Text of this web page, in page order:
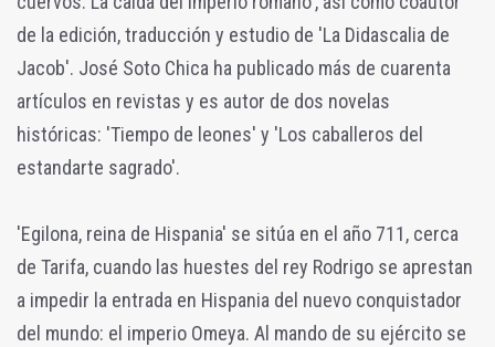
de la edición, traducción y estudio de 'La Didascalia de
Jacob'. José Soto Chica ha publicado más de cuarenta
artículos en revistas y es autor de dos novelas
históricas: 'Tiempo de leones' y 'Los caballeros del
estandarte sagrado'.
'Egilona, reina de Hispania' se sitúa en el año 711, cerca
de Tarifa, cuando las huestes del rey Rodrigo se aprestan
a impedir la entrada en Hispania del nuevo conquistador
del mundo: el imperio Omeya. Al mando de su ejército se